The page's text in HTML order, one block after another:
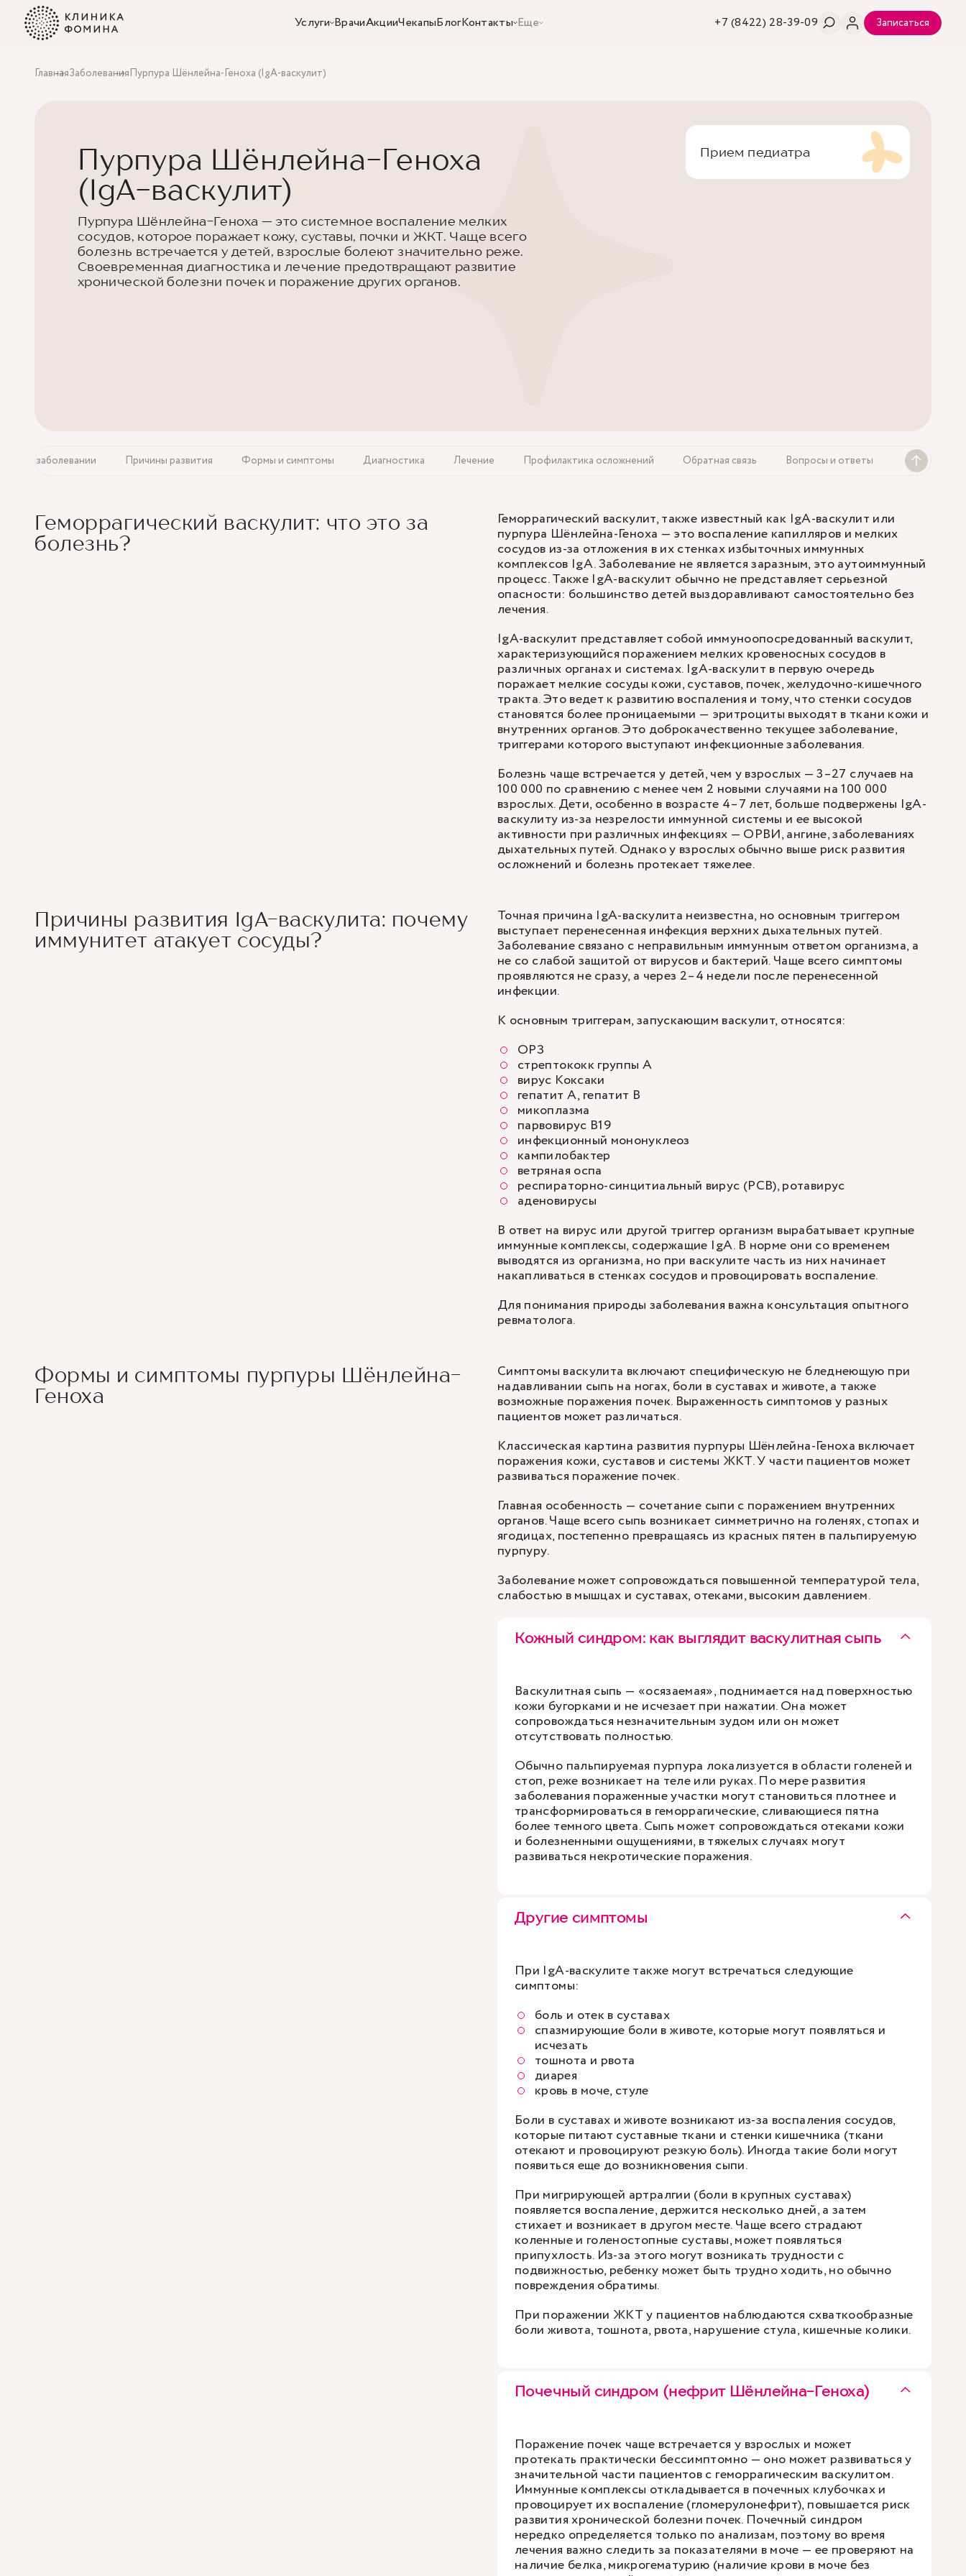
Услуги ВрачиАкцииЧекапыБлогКонтакты Еще +7 (8422) 28-39-09 Записаться
ГлавнаяЗаболеванияПурпура Шёнлейна-Геноха (IgA-васкулит)
Пурпура Шёнлейна-Геноха
(IgA-васкулит)
Пурпура Шёнлейна-Геноха — это системное воспаление мелких
сосудов, которое поражает кожу, суставы, почки и ЖКТ. Чаще всего
болезнь встречается у детей, взрослые болеют значительно реже.
Своевременная диагностика и лечение предотвращают развитие
хронической болезни почек и поражение других органов.
Прием педиатра
О заболевании Причины развития Формы и симптомы Диагностика Лечение Профилактика осложнений Обратная связь Вопросы и ответы
Геморрагический васкулит: что это за
болезнь?
Геморрагический васкулит, также известный как IgA-васкулит или
пурпура Шёнлейна-Геноха — это воспаление капилляров и мелких
сосудов из-за отложения в их стенках избыточных иммунных
комплексов IgA. Заболевание не является заразным, это аутоиммунный
процесс. Также IgA-васкулит обычно не представляет серьезной
опасности: большинство детей выздоравливают самостоятельно без
лечения.
IgA-васкулит представляет собой иммуноопосредованный васкулит,
характеризующийся поражением мелких кровеносных сосудов в
различных органах и системах. IgA-васкулит в первую очередь
поражает мелкие сосуды кожи, суставов, почек, желудочно-кишечного
тракта. Это ведет к развитию воспаления и тому, что стенки сосудов
становятся более проницаемыми — эритроциты выходят в ткани кожи и
внутренних органов. Это доброкачественно текущее заболевание,
триггерами которого выступают инфекционные заболевания.
Болезнь чаще встречается у детей, чем у взрослых — 3–27 случаев на
100 000 по сравнению с менее чем 2 новыми случаями на 100 000
взрослых. Дети, особенно в возрасте 4–7 лет, больше подвержены IgA-
васкулиту из-за незрелости иммунной системы и ее высокой
активности при различных инфекциях — ОРВИ, ангине, заболеваниях
дыхательных путей. Однако у взрослых обычно выше риск развития
осложнений и болезнь протекает тяжелее.
Причины развития IgA-васкулита: почему
иммунитет атакует сосуды?
Точная причина IgA-васкулита неизвестна, но основным триггером
выступает перенесенная инфекция верхних дыхательных путей.
Заболевание связано с неправильным иммунным ответом организма, а
не со слабой защитой от вирусов и бактерий. Чаще всего симптомы
проявляются не сразу, а через 2–4 недели после перенесенной
инфекции.
К основным триггерам, запускающим васкулит, относятся:
ОРЗ
стрептококк группы А
вирус Коксаки
гепатит А, гепатит В
микоплазма
парвовирус B19
инфекционный мононуклеоз
кампилобактер
ветряная оспа
респираторно-синцитиальный вирус (РСВ), ротавирус
аденовирусы
В ответ на вирус или другой триггер организм вырабатывает крупные
иммунные комплексы, содержащие IgA. В норме они со временем
выводятся из организма, но при васкулите часть из них начинает
накапливаться в стенках сосудов и провоцировать воспаление.
Для понимания природы заболевания важна консультация опытного
ревматолога.
Формы и симптомы пурпуры Шёнлейна-
Геноха
Симптомы васкулита включают специфическую не бледнеющую при
надавливании сыпь на ногах, боли в суставах и животе, а также
возможные поражения почек. Выраженность симптомов у разных
пациентов может различаться.
Классическая картина развития пурпуры Шёнлейна-Геноха включает
поражения кожи, суставов и системы ЖКТ. У части пациентов может
развиваться поражение почек.
Главная особенность — сочетание сыпи с поражением внутренних
органов. Чаще всего сыпь возникает симметрично на голенях, стопах и
ягодицах, постепенно превращаясь из красных пятен в пальпируемую
пурпуру.
Заболевание может сопровождаться повышенной температурой тела,
слабостью в мышцах и суставах, отеками, высоким давлением.
Кожный синдром: как выглядит васкулитная сыпь
Васкулитная сыпь — «осязаемая», поднимается над поверхностью
кожи бугорками и не исчезает при нажатии. Она может
сопровождаться незначительным зудом или он может
отсутствовать полностью.
Обычно пальпируемая пурпура локализуется в области голеней и
стоп, реже возникает на теле или руках. По мере развития
заболевания пораженные участки могут становиться плотнее и
трансформироваться в геморрагические, сливающиеся пятна
более темного цвета. Сыпь может сопровождаться отеками кожи
и болезненными ощущениями, в тяжелых случаях могут
развиваться некротические поражения.
Другие симптомы
При IgA-васкулите также могут встречаться следующие
симптомы:
боль и отек в суставах
спазмирующие боли в животе, которые могут появляться и
исчезать
тошнота и рвота
диарея
кровь в моче, стуле
Боли в суставах и животе возникают из-за воспаления сосудов,
которые питают суставные ткани и стенки кишечника (ткани
отекают и провоцируют резкую боль). Иногда такие боли могут
появиться еще до возникновения сыпи.
При мигрирующей артралгии (боли в крупных суставах)
появляется воспаление, держится несколько дней, а затем
стихает и возникает в другом месте. Чаще всего страдают
коленные и голеностопные суставы, может появляться
припухлость. Из-за этого могут возникать трудности с
подвижностью, ребенку может быть трудно ходить, но обычно
повреждения обратимы.
При поражении ЖКТ у пациентов наблюдаются схваткообразные
боли живота, тошнота, рвота, нарушение стула, кишечные колики.
Почечный синдром (нефрит Шёнлейна-Геноха)
Поражение почек чаще встречается у взрослых и может
протекать практически бессимптомно — оно может развиваться у
значительной части пациентов с геморрагическим васкулитом.
Иммунные комплексы откладывается в почечных клубочках и
провоцирует их воспаление (гломерулонефрит), повышается риск
развития хронической болезни почек. Почечный синдром
нередко определяется только по анализам, поэтому во время
лечения важно следить за показателями в моче — ее проверяют на
наличие белка, микрогематурию (наличие крови в моче без